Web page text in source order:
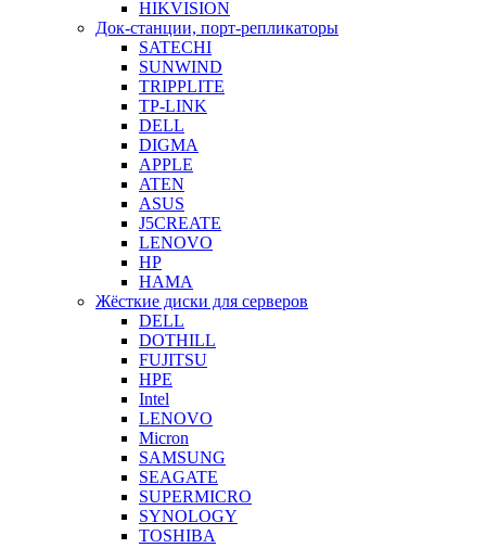
HIKVISION
Док-станции, порт-репликаторы
SATECHI
SUNWIND
TRIPPLITE
TP-LINK
DELL
DIGMA
APPLE
ATEN
ASUS
J5CREATE
LENOVO
HP
HAMA
Жёсткие диски для серверов
DELL
DOTHILL
FUJITSU
HPE
Intel
LENOVO
Micron
SAMSUNG
SEAGATE
SUPERMICRO
SYNOLOGY
TOSHIBA